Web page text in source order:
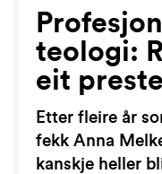
teologi:
eit
Etter fleire år
fekk Anna
kanskje heller